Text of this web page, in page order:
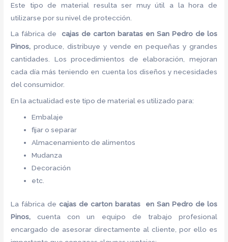
Este tipo de material resulta ser muy útil a la hora de
utilizarse por su nivel de protección.
La fábrica decajas de carton baratas en San Pedro de los
Pinos, produce, distribuye y vende en pequeñas y grandes
cantidades. Los procedimientos de elaboración, mejoran
cada día más teniendo en cuenta los diseños y necesidades
del consumidor.
En la actualidad este tipo de material es utilizado para:
Embalaje
fijar o separar
Almacenamiento de alimentos
Mudanza
Decoración
etc.
La fábrica decajas de carton baratas en San Pedro de los
Pinos,cuenta con un equipo de trabajo profesional
encargado de asesorar directamente al cliente, por ello es